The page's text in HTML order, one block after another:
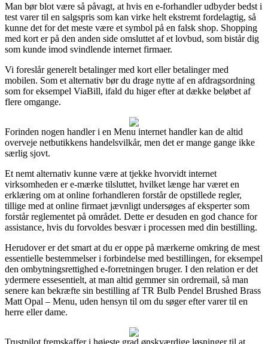
Man bør blot være så påvagt, at hvis en e-forhandler udbyder bedst i
test varer til en salgspris som kan virke helt ekstremt fordelagtig, så
kunne det for det meste være et symbol på en falsk shop. Shopping
med kort er på den anden side omsluttet af et lovbud, som bistår dig
som kunde imod svindlende internet firmaer.
Vi foreslår generelt betalinger med kort eller betalinger med
mobilen. Som et alternativ bør du drage nytte af en afdragsordning
som for eksempel ViaBill, ifald du higer efter at dække beløbet af
flere omgange.
Forinden nogen handler i en Menu internet handler kan de altid
overveje netbutikkens handelsvilkår, men det er mange gange ikke
særlig sjovt.
Et nemt alternativ kunne være at tjekke hvorvidt internet
virksomheden er e-mærke tilsluttet, hvilket længe har været en
erklæring om at online forhandleren forstår de opstillede regler,
tillige med at online firmaet jævnligt undersøges af eksperter som
forstår reglementet på området. Dette er desuden en god chance for
assistance, hvis du forvoldes besvær i processen med din bestilling.
Herudover er det smart at du er oppe på mærkerne omkring de mest
essentielle bestemmelser i forbindelse med bestillingen, for eksempel
den ombytningsrettighed e-forretningen bruger. I den relation er det
ydermere essesentielt, at man altid gemmer sin ordremail, så man
senere kan bekræfte sin bestilling af TR Bulb Pendel Brushed Brass
Matt Opal – Menu, uden hensyn til om du søger efter varer til en
herre eller dame.
Trustpilot fremskaffer i højeste grad ønskværdige løsninger til at